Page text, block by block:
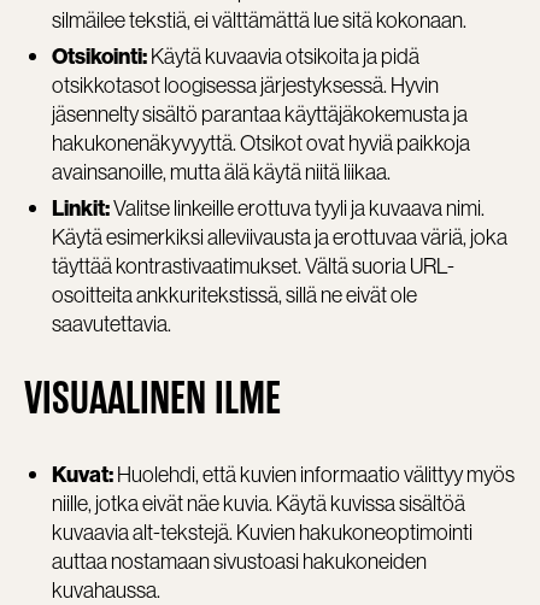
silmäilee tekstiä, ei välttämättä lue sitä kokonaan.
Otsikointi:Käytä kuvaavia otsikoita ja pidä
otsikkotasot loogisessa järjestyksessä. Hyvin
jäsennelty sisältö parantaa käyttäjäkokemusta ja
hakukonenäkyvyyttä. Otsikot ovat hyviä paikkoja
avainsanoille, mutta älä käytä niitä liikaa.
Linkit:Valitse linkeille erottuva tyyli ja kuvaava nimi.
Käytä esimerkiksi alleviivausta ja erottuvaa väriä, joka
täyttää kontrastivaatimukset. Vältä suoria URL-
osoitteita ankkuritekstissä, sillä ne eivät ole
saavutettavia.
VISUAALINEN ILME
Kuvat:Huolehdi, että kuvien informaatio välittyy myös
niille, jotka eivät näe kuvia. Käytä kuvissa sisältöä
kuvaavia alt-tekstejä. Kuvien hakukoneoptimointi
auttaa nostamaan sivustoasi hakukoneiden
kuvahaussa.